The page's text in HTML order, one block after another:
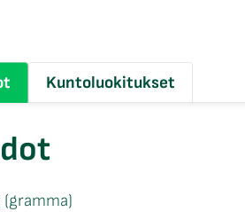
Kuntoluokitukset
(gramma)